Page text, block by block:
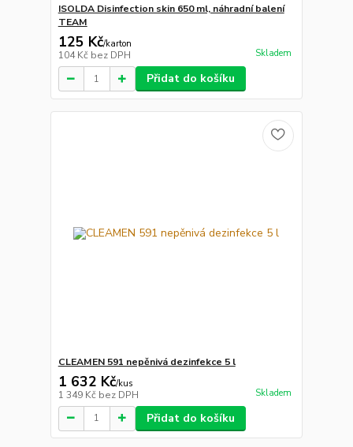
ISOLDA Disinfection skin 650 ml, náhradní balení
TEAM
125 Kč/karton
104 Kč bez DPH Skladem
Přidat do košíku
CLEAMEN 591 nepěnivá dezinfekce 5 l
1 632 Kč/kus
1 349 Kč bez DPH Skladem
Přidat do košíku